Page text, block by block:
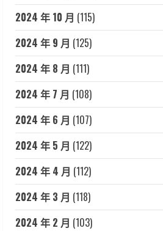
2024 年 10 月 (115)
2024 年 9 月 (125)
2024 年 8 月 (111)
2024 年 7 月 (108)
2024 年 6 月 (107)
2024 年 5 月 (122)
2024 年 4 月 (112)
2024 年 3 月 (118)
2024 年 2 月 (103)